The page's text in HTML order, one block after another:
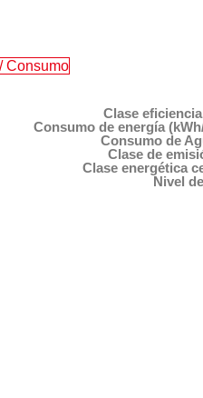
Consumo
Clase
Consumo de energía
Consumo de
Clase de
Clase energética
Nivel